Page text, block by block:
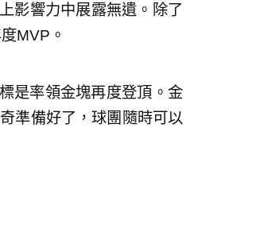
影響力中展露無遺。除了
MVP。
是率領金塊再度登頂。金
準備好了，球團隨時可以